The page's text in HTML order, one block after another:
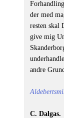
der med
resten skal
give mig
andre
C. Dalgas.